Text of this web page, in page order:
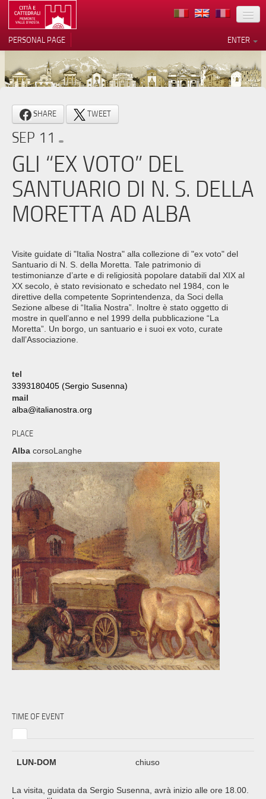
LOCATION
ARCHITECTURE
MUSEUMS
ITINERARIES
EVENTS
CONTACTS
PRESS
ENTER
PERSONAL PAGE
SHARE TWEET
SEP 11
GLI “EX VOTO” DEL
SANTUARIO DI N. S. DELLA
MORETTA AD ALBA
Visite guidate di "Italia Nostra" alla collezione di "ex voto" del
Santuario di N. S. della Moretta. Tale patrimonio di
testimonianze d’arte e di religiosità popolare databili dal XIX al
XX secolo, è stato revisionato e schedato nel 1984, con le
direttive della competente Soprintendenza, da Soci della
Sezione albese di “Italia Nostra”. Inoltre è stato oggetto di
mostre in quell’anno e nel 1999 della pubblicazione “La
Moretta”. Un borgo, un santuario e i suoi ex voto, curate
dall’Associazione.
tel
3393180405 (Sergio Susenna)
mail
alba@italianostra.org
PLACE
Alba corsoLanghe
TIME OF EVENT
LUN-DOM chiuso
La visita, guidata da Sergio Susenna, avrà inizio alle ore 18.00.
Notice at collection
Your Privacy Choices